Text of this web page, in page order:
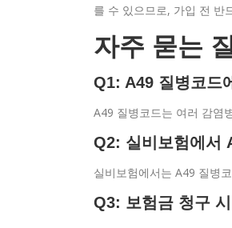
를 수 있으므로, 가입 전 반
자주 묻는
Q1: A49 질병코드
A49 질병코드는 여러 감염
Q2: 실비보험에서
실비보험에서는 A49 질병
Q3: 보험금 청구